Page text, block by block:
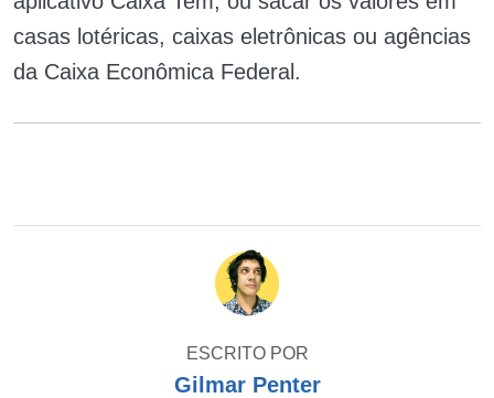
casas lotéricas, caixas eletrônicas ou agências
da Caixa Econômica Federal.
ESCRITO POR
Gilmar Penter